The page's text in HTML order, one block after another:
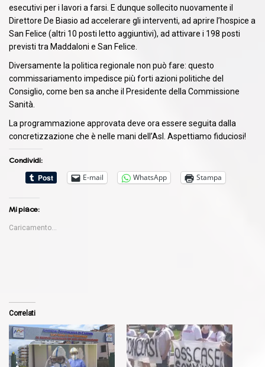
esecutivi per i lavori a farsi. E dunque sollecito nuovamente il
Direttore De Biasio ad accelerare gli interventi, ad aprire l’hospice a
San Felice (altri 10 posti letto aggiuntivi), ad attivare i 198 posti
previsti tra Maddaloni e San Felice.
Diversamente la politica regionale non può fare: questo
commissariamento impedisce più forti azioni politiche del
Consiglio, come ben sa anche il Presidente della Commissione
Sanità.
La programmazione approvata deve ora essere seguita dalla
concretizzazione che è nelle mani dell’Asl. Aspettiamo fiduciosi!
Condividi:
E-mail
WhatsApp Stampa
Mi piace:
Caricamento...
Correlati